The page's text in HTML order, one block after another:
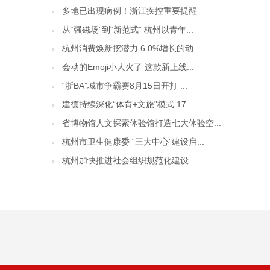
多地已出现病例！浙江疾控重要提醒
从“强磁场”到“新范式” 杭州以青年...
杭州消费焕新挖潜力 6.0%增长的动...
会动的Emoji小人火了 这款新上线...
“浙BA”城市争霸赛8月15日开打 ...
建德持续深化“体育+文旅”模式 17...
省博物馆人文探索体验馆打造七大体验空...
杭州市卫生健康委 “三大中心”建设启...
杭州加快推进社会组织规范化建设